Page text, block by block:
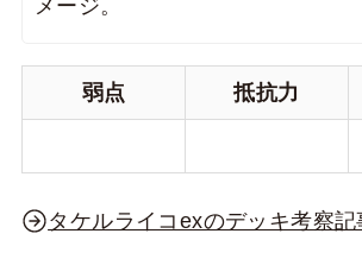
メージ。
弱点 抵抗力
タケルライコexのデッキ考察記